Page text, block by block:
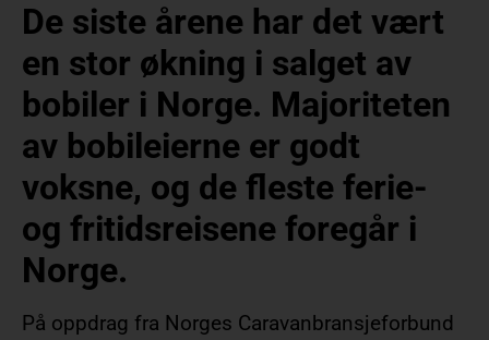
De siste årene har det vært
en stor økning i salget av
bobiler i Norge. Majoriteten
av bobileierne er godt
voksne, og de fleste ferie-
og fritidsreisene foregår i
Norge.
På oppdrag fra Norges Caravanbransjeforbund